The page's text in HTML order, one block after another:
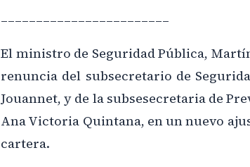
________________________
El ministro de Seguridad Pública,
renuncia del subsecretario de
Jouannet, y de la subsesecretaria de
Ana Victoria Quintana, en un nuevo
cartera.